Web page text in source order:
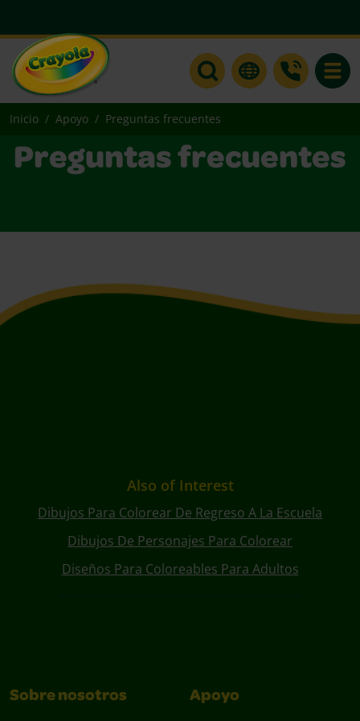
Inicio Apoyo Preguntas frecuentes
Preguntas frecuentes
Also of Interest
Dibujos Para Colorear De Regreso A La Escuela
Dibujos De Personajes Para Colorear
Diseños Para Coloreables Para Adultos
Sobre nosotros Apoyo